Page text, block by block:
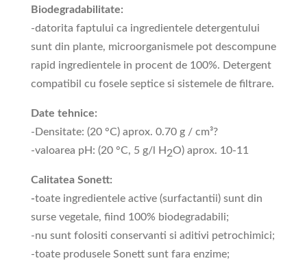
Biodegradabilitate:
-datorita faptului ca ingredientele detergentului
sunt din plante, microorganismele pot descompune
rapid ingredientele in procent de 100%. Detergent
compatibil cu fosele septice si sistemele de filtrare.
Date tehnice:
-Densitate: (20 °C) aprox. 0.70 g / cm³?
-valoarea pH: (20 °C, 5 g/l H2O) aprox. 10-11
Calitatea Sonett:
-toate ingredientele active (surfactantii) sunt din
surse vegetale, fiind 100% biodegradabili;
-nu sunt folositi conservanti si aditivi petrochimici;
-toate produsele Sonett sunt fara enzime;